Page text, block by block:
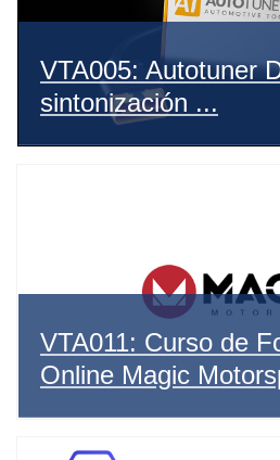
VTA005: Autotuner
sintonización ...
VTA011: Curso de
Online Magic